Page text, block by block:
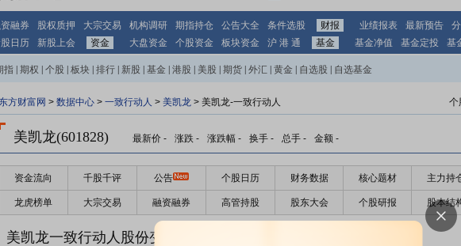
融券 股权质押 大宗交易 机构调研 期指持仓 公告大全 条件选股 财报 业绩报表 最新预告
日历 新股上会 资金 大盘资金 个股资金 板块资金 沪 港 通 基金 基金净值 基金定投 基
指 期权 个股 板块 排行 新股 基金 港股 美股 期货 外汇 黄金 自选股 自选基金
东方财富网 > 数据中心 > 一致行动人 > 美凯龙 > 美凯龙-一致行动人 个
美凯龙(601828) 最新价 - 涨跌 - 涨跌幅 - 换手 - 总手 - 金额 -
资金流向 千股千评 公告 个股日历 财务数据 核心题材 主力持
龙虎榜单 大宗交易 融资融券 高管持股 股东大会 个股研报 股本结
美凯龙一致行动人股份变化趋势图